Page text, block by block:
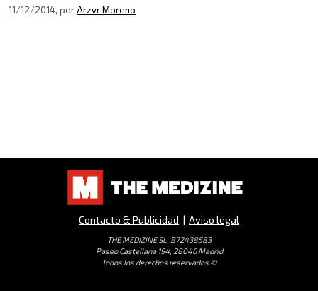
11/12/2014, porArzvr Moreno
Contacto & Publicidad | Aviso legal
THE MEDIZINE SL, B72438583
Paseo Castellana 194, 28046 Madrid
Todos los derechos reservados ©